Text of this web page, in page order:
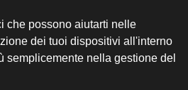
che possono aiutarti nelle
dei tuoi dispositivi all'interno
semplicemente nella gestione del